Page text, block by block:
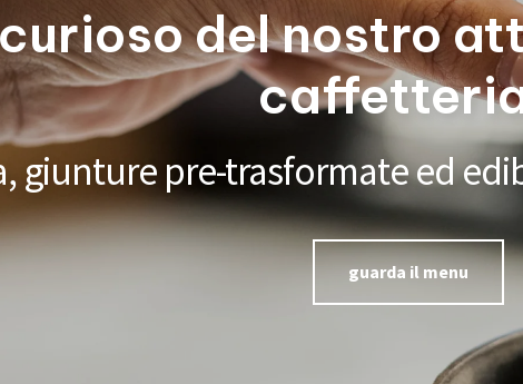
del nostro
giunture pre-trasformate ed
guarda il menu